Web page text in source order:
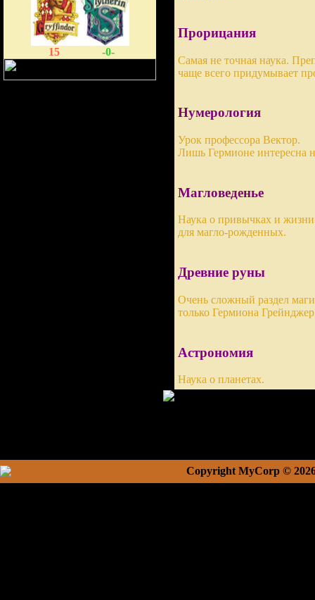
15 -0-
Прорицания
Самая не точная наука.
чаще всего придумывает
Нумерология
Урок профессора Вектор.
Лишь Гермионе интересна
Магловеденье
Наука о привычках и
для магло-рожденных.
Древние руны
Очень сложный раздел
только Гермиона
Астрономия
Наука о планетах.
Copyright MyCorp ©